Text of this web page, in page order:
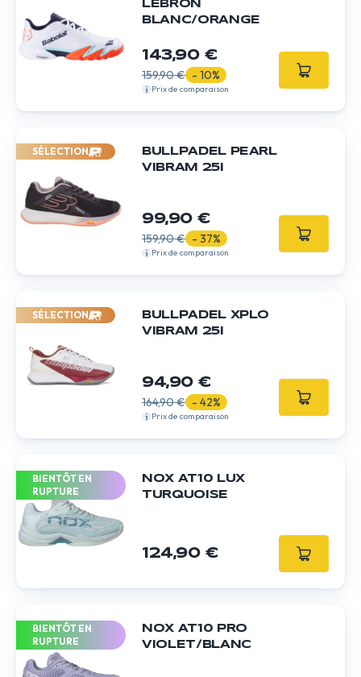
LEBRON
BLANC/ORANGE
143,90 €
159,90 € - 10%
Prix de comparaison
SÉLECTION
BULLPADEL PEARL
VIBRAM 25I
99,90 €
159,90 € - 37%
Prix de comparaison
SÉLECTION
BULLPADEL XPLO
VIBRAM 25I
94,90 €
164,90 € - 42%
Prix de comparaison
BIENTÔT EN
RUPTURE
NOX AT10 LUX
TURQUOISE
124,90 €
BIENTÔT EN
RUPTURE
NOX AT10 PRO
VIOLET/BLANC